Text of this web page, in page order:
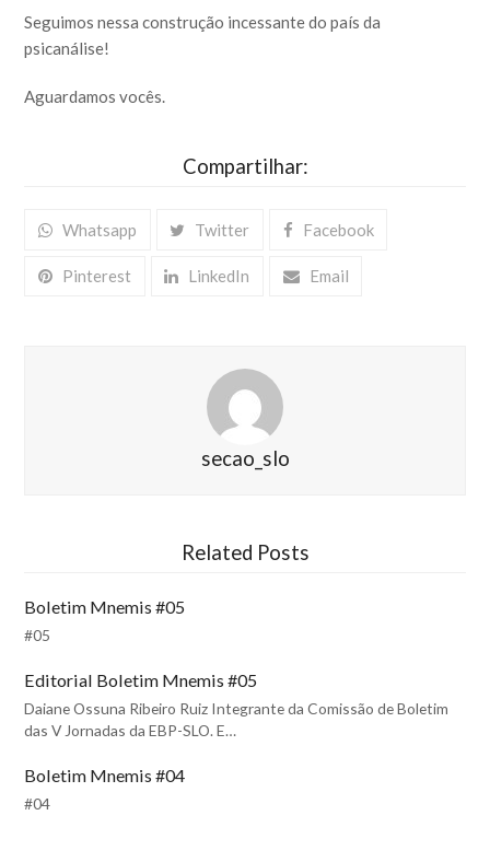
Seguimos nessa construção incessante do país da
psicanálise!
Aguardamos vocês.
Compartilhar:
Whatsapp Twitter Facebook
Pinterest LinkedIn Email
secao_slo
Related Posts
Boletim Mnemis #05
#05
Editorial Boletim Mnemis #05
Daiane Ossuna Ribeiro Ruiz Integrante da Comissão de Boletim
das V Jornadas da EBP-SLO. E…
Boletim Mnemis #04
#04